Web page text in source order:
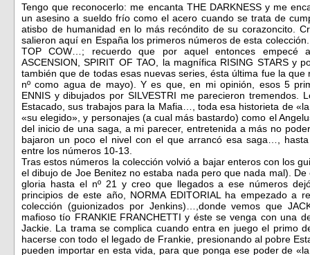
Tengo que reconocerlo: me encanta THE DARKNESS y me
un asesino a sueldo frío como el acero cuando se trata de
atisbo de humanidad en lo más recóndito de su corazoncito.
salieron aquí en España los primeros números de esta
TOP COW…; recuerdo que por aquel entonces empecé
ASCENSION, SPIRIT OF TAO, la magnífica RISING STARS y
también que de todas esas nuevas series, ésta última fue la
nº como agua de mayo). Y es que, en mi opinión, esos 5
ENNIS y dibujados por SILVESTRI me parecieron tremendos.
Estacado, sus trabajos para la Mafia…, toda esa historieta de
«su elegido», y personajes (a cual más bastardo) como el
del inicio de una saga, a mi parecer, entretenida a más no
bajaron un poco el nivel con el que arrancó esa saga…,
entre los números 10-13.
Tras estos números la colección volvió a bajar enteros con los
el dibujo de Joe Benitez no estaba nada pero que nada mal).
gloria hasta el nº 21 y creo que llegados a ese números
principios de este año, NORMA EDITORIAL ha empezado a
colección (guionizados por Jenkins)…,donde vemos que
mafioso tío FRANKIE FRANCHETTI y éste se venga con una
Jackie. La trama se complica cuando entra en juego el primo
hacerse con todo el legado de Frankie, presionando al pobre
pueden importar en esta vida, para que ponga ese poder de